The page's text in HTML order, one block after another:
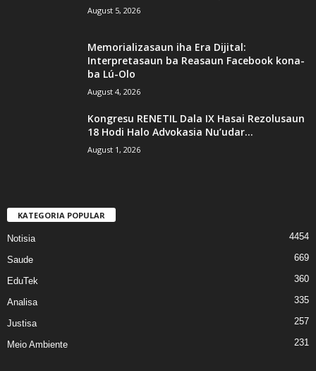
August 5, 2026
Memorializasaun iha Era Dijital:
Interpretasaun ba Reasaun Facebook kona-
ba Lú-Olo
August 4, 2026
Kongresu RENETIL Dala IX Hasai Rezolusaun
18 Hodi Halo Advokasia Nu’udar...
August 1, 2026
KATEGORIA POPULAR
Notisia 4454
Saude 669
EduTek 360
Analisa 335
Justisa 257
Meio Ambiente 231